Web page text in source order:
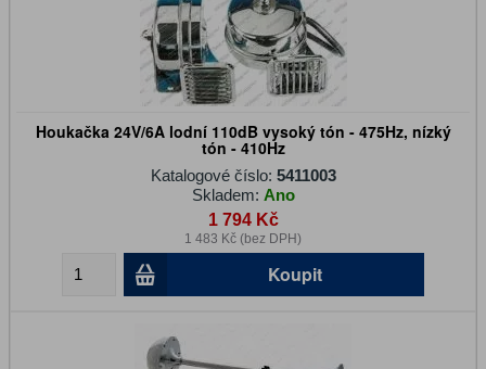
Houkačka 24V/6A lodní 110dB vysoký tón - 475Hz, nízký
tón - 410Hz
Katalogové číslo: 5411003
Skladem: Ano
1 794 Kč
1 483 Kč (bez DPH)
Koupit